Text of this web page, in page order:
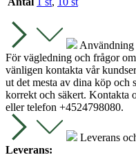
Användning
För vägledning och frågor
vänligen kontakta vår
ut det mesta av dina köp och
korrekt och säkert. Kontakta
eller telefon +4524798080.
Leverans
Leverans: